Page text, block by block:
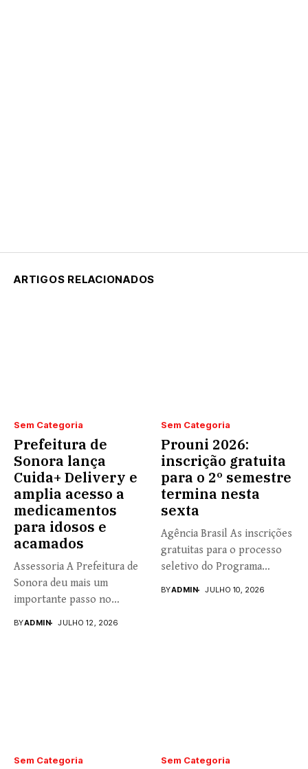
ARTIGOS RELACIONADOS
Sem Categoria
Prefeitura de
Sonora lança
Cuida+ Delivery e
amplia acesso a
medicamentos
para idosos e
acamados
Assessoria A Prefeitura de
Sonora deu mais um
importante passo no
BYADMIN JULHO 12, 2026
Sem Categoria
Prouni 2026:
inscrição gratuita
para o 2º semestre
termina nesta
sexta
Agência Brasil As inscrições
gratuitas para o processo
seletivo do Programa
BYADMIN JULHO 10, 2026
Sem Categoria Sem Categoria